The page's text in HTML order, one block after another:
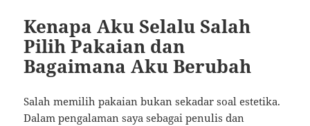
Kenapa Aku Selalu Salah
Pilih Pakaian dan
Bagaimana Aku Berubah
Salah memilih pakaian bukan sekadar soal estetika.
Dalam pengalaman saya sebagai penulis dan